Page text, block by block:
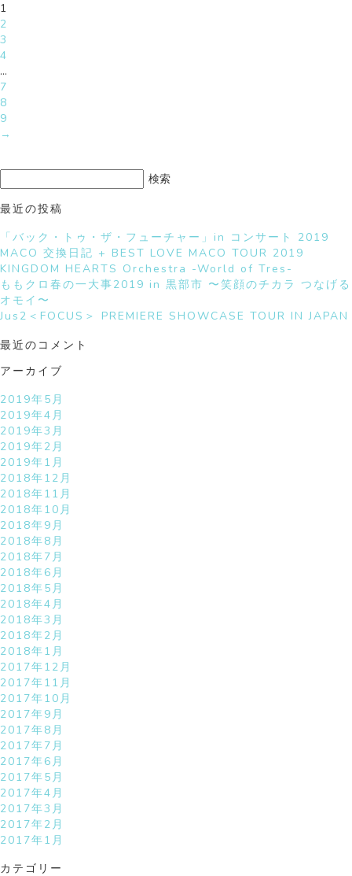
1
2
3
4
…
7
8
9
→
索:
検索
最近の投稿
「バック・トゥ・ザ・フューチャー」in コンサート 2019
MACO 交換日記 + BEST LOVE MACO TOUR 2019
KINGDOM HEARTS Orchestra -World of Tres-
ももクロ春の一大事2019 in 黒部市 〜笑顔のチカラ つなげる
オモイ〜
Jus2＜FOCUS＞ PREMIERE SHOWCASE TOUR IN JAPAN
最近のコメント
アーカイブ
2019年5月
2019年4月
2019年3月
2019年2月
2019年1月
2018年12月
2018年11月
2018年10月
2018年9月
2018年8月
2018年7月
2018年6月
2018年5月
2018年4月
2018年3月
2018年2月
2018年1月
2017年12月
2017年11月
2017年10月
2017年9月
2017年8月
2017年7月
2017年6月
2017年5月
2017年4月
2017年3月
2017年2月
2017年1月
カテゴリー